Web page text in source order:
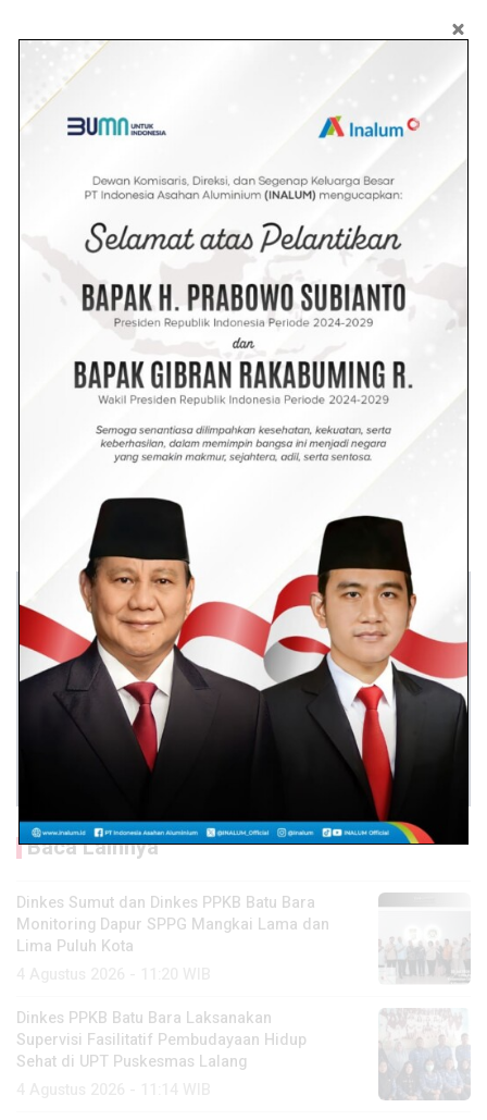
Baca Lainnya
Dinkes Sumut dan Dinkes PPKB Batu Bara
Monitoring Dapur SPPG Mangkai Lama dan
Lima Puluh Kota
Dinkes PPKB Batu Bara Laksanakan
Supervisi Fasilitatif Pembudayaan Hidup
Sehat di UPT Puskesmas Lalang